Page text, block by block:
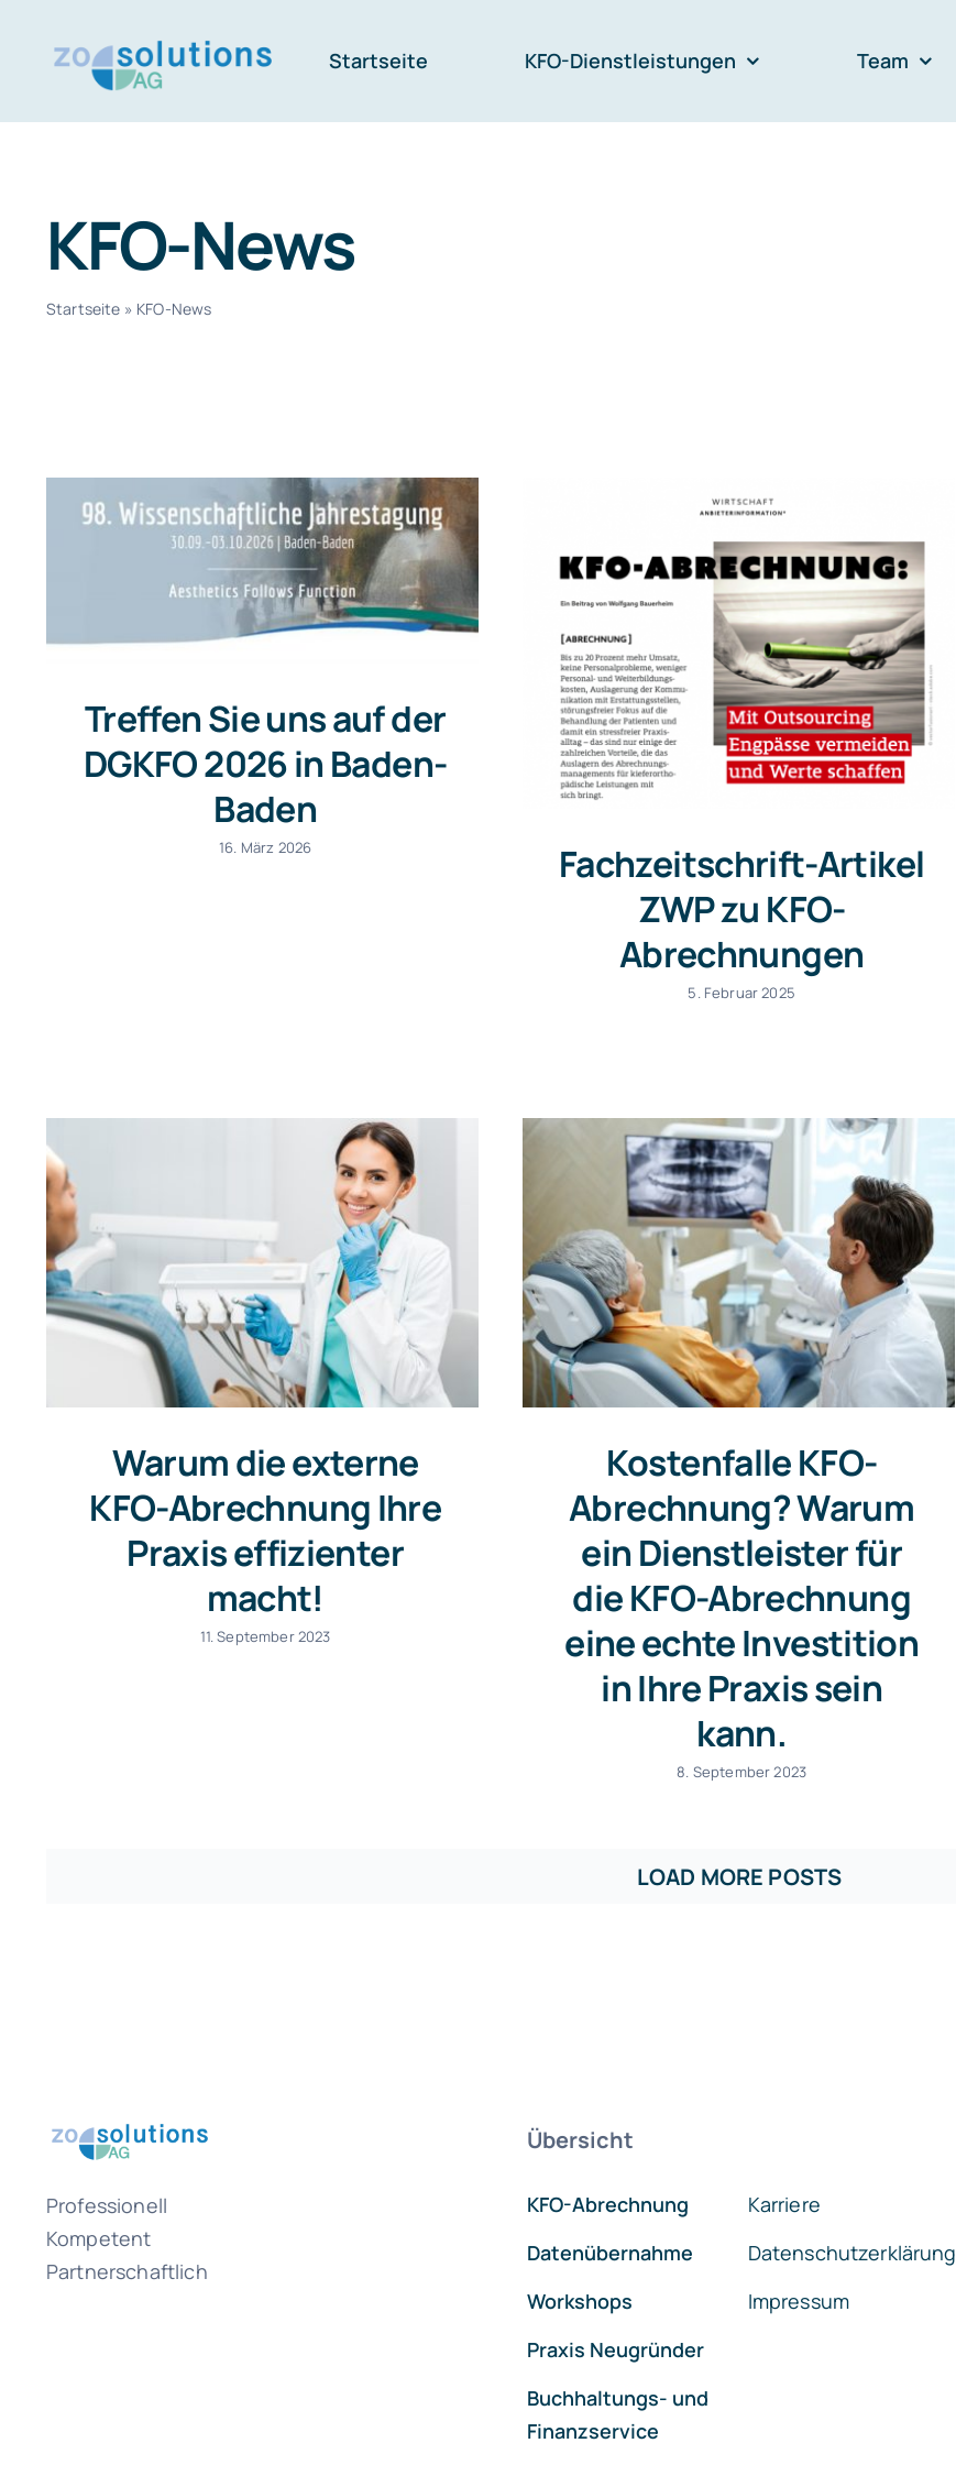
Startseite KFO-Dienstleistungen Team
KFO-News
Startseite » KFO-News
Treffen Sie uns auf der
DGKFO 2026 in Baden-
Baden
16. März 2026
Fachzeitschrift-Artikel
ZWP zu KFO-
Abrechnungen
5. Februar 2025
Warum die externe
KFO-Abrechnung Ihre
Praxis effizienter
macht!
11. September 2023
Kostenfalle KFO-
Abrechnung? Warum
ein Dienstleister für
die KFO-Abrechnung
eine echte Investition
in Ihre Praxis sein
kann.
8. September 2023
LOAD MORE POSTS
Professionell
Kompetent
Partnerschaftlich
Übersicht
KFO-Abrechnung
Datenübernahme
Workshops
Praxis Neugründer
Buchhaltungs- und
Finanzservice
Karriere
Datenschutzerklärung
Impressum